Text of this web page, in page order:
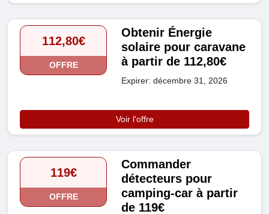
112,80€
OFFRE
Obtenir Énergie
solaire pour caravane
à partir de 112,80€
Expirer: décembre 31, 2026
Voir l'offre
119€
OFFRE
Commander
détecteurs pour
camping-car à partir
de 119€